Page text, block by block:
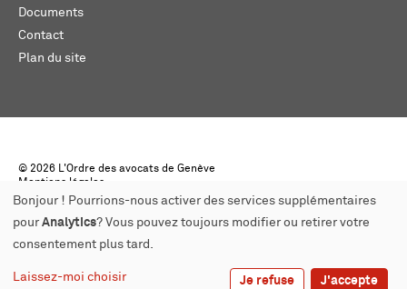
Documents
Contact
Plan du site
© 2026 L'Ordre des avocats de Genève
Mentions légales
Créé par monoloco
Bonjour ! Pourrions-nous activer des services supplémentaires
pour Analytics? Vous pouvez toujours modifier ou retirer votre
consentement plus tard.
Laissez-moi choisir Je refuse J'accepte